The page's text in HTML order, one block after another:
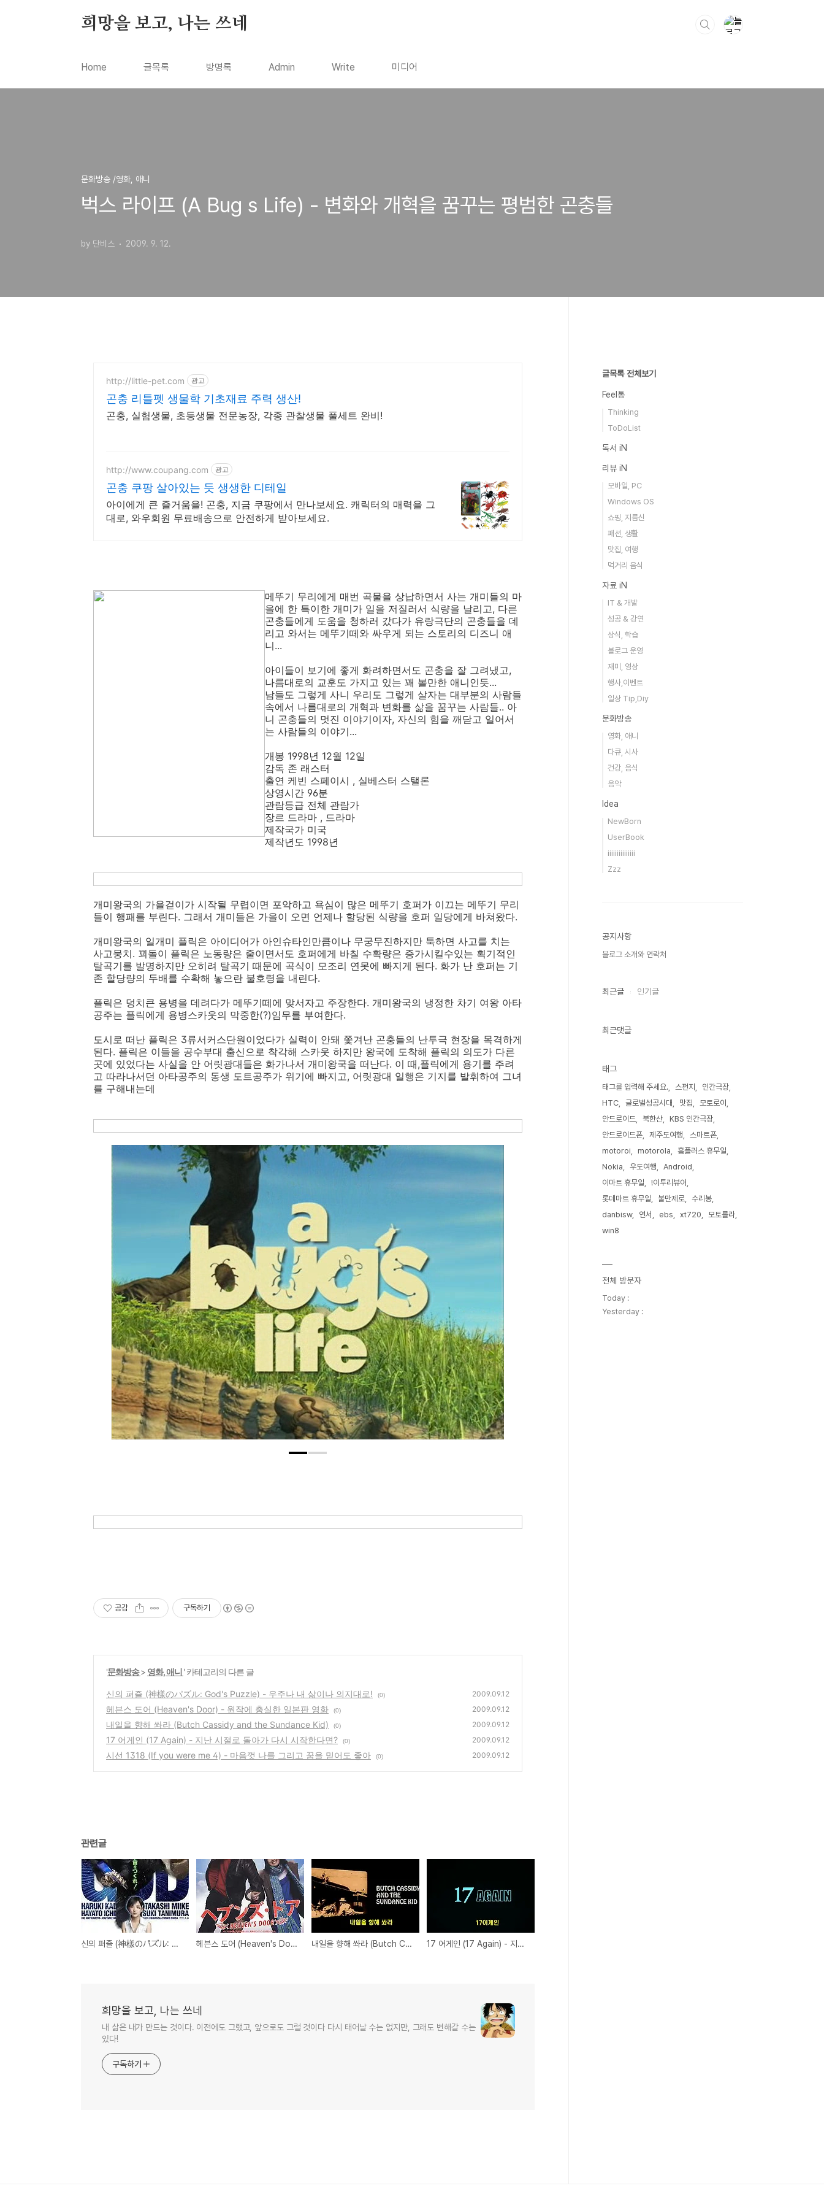
희망을 보고, 나는 쓰네
Home 글목록 방명록 Admin Write 미디어
문화방송 /영화, 애니
벅스 라이프 (A Bug s Life) - 변화와 개혁을 꿈꾸는 평범한 곤충들
by 단비스 2009. 9. 12.
http://little-pet.com 광고
곤충 리틀펫 생물학 기초재료 주력 생산!
곤충, 실험생물, 초등생물 전문농장, 각종 관찰생물 풀세트 완비!
http://www.coupang.com 광고
곤충 쿠팡 살아있는 듯 생생한 디테일
아이에게 큰 즐거움을! 곤충, 지금 쿠팡에서 만나보세요. 캐릭터의 매력을 그
대로, 와우회원 무료배송으로 안전하게 받아보세요.
메뚜기 무리에게 매번 곡물을 상납하면서 사는 개미들의 마
을에 한 특이한 개미가 일을 저질러서 식량을 날리고, 다른
곤충들에게 도움을 청하러 갔다가 유랑극단의 곤충들을 데
리고 와서는 메뚜기떼와 싸우게 되는 스토리의 디즈니 애
니...
아이들이 보기에 좋게 화려하면서도 곤충을 잘 그려냈고,
나름대로의 교훈도 가지고 있는 꽤 볼만한 애니인듯...
남들도 그렇게 사니 우리도 그렇게 살자는 대부분의 사람들
속에서 나름대로의 개혁과 변화를 삶을 꿈꾸는 사람들.. 아
니 곤충들의 멋진 이야기이자, 자신의 힘을 깨닫고 일어서
는 사람들의 이야기...
개봉 1998년 12월 12일
감독 존 래스터
출연 케빈 스페이시 , 실베스터 스탤론
상영시간 96분
관람등급 전체 관람가
장르 드라마 , 드라마
제작국가 미국
제작년도 1998년
개미왕국의 가을걷이가 시작될 무렵이면 포악하고 욕심이 많은 메뚜기 호퍼가 이끄는 메뚜기 무리
들이 행패를 부린다. 그래서 개미들은 가을이 오면 언제나 할당된 식량을 호퍼 일당에게 바쳐왔다.
개미왕국의 일개미 플릭은 아이디어가 아인슈타인만큼이나 무궁무진하지만 툭하면 사고를 치는
사고뭉치. 꾀돌이 플릭은 노동량은 줄이면서도 호퍼에게 바칠 수확량은 증가시킬수있는 획기적인
탈곡기를 발명하지만 오히려 탈곡기 때문에 곡식이 모조리 연못에 빠지게 된다. 화가 난 호퍼는 기
존 할당량의 두배를 수확해 놓으란 불호령을 내린다.
플릭은 덩치큰 용병을 데려다가 메뚜기떼에 맞서자고 주장한다. 개미왕국의 냉정한 차기 여왕 아타
공주는 플릭에게 용병스카웃의 막중한(?)임무를 부여한다.
도시로 떠난 플릭은 3류서커스단원이었다가 실력이 안돼 쫓겨난 곤충들의 난투극 현장을 목격하게
된다. 플릭은 이들을 공수부대 출신으로 착각해 스카웃 하지만 왕국에 도착해 플릭의 의도가 다른
곳에 있었다는 사실을 안 어릿광대들은 화가나서 개미왕국을 떠난다. 이 때,플릭에게 용기를 주려
고 따라나서던 아타공주의 동생 도트공주가 위기에 빠지고, 어릿광대 일행은 기지를 발휘하여 그녀
를 구해내는데
공감 구독하기
'문화방송> 영화, 애니' 카테고리의 다른 글
신의 퍼즐 (神樣のパズル: God's Puzzle) - 우주나 내 삶이나 의지대로! (0) 2009.09.12
헤븐스 도어 (Heaven's Door) - 원작에 충실한 일본판 영화 (0) 2009.09.12
내일을 향해 쏴라 (Butch Cassidy and the Sundance Kid) (0) 2009.09.12
17 어게인 (17 Again) - 지난 시절로 돌아가 다시 시작한다면? (0) 2009.09.12
시선 1318 (If you were me 4) - 마음껏 나를 그리고 꿈을 믿어도 좋아 (0) 2009.09.12
관련글
신의 퍼즐 (神樣のパズル: God's Puzzle) - 우주나 내 삶이나 의지대로! 헤븐스 도어 (Heaven's Door) - 원작에 충실한 일본판 영화 내일을 향해 쏴라 (Butch Cassidy and the Sundance Kid) 17 어게인 (17 Again) - 지난 시절로 돌아가 다시 시작한다면?
희망을 보고, 나는 쓰네
내 삶은 내가 만드는 것이다. 이전에도 그랬고, 앞으로도 그럴 것이다 다시 태어날 수는 없지만, 그래도 변해갈 수는
있다!
구독하기
글목록 전체보기
Feel통
Thinking
ToDoList
독서 iN
리뷰 iN
모바일, PC
Windows OS
쇼핑, 지름신
패션, 생활
맛집, 여행
먹거리 음식
자료 iN
IT & 개발
성공 & 강연
상식, 학습
블로그 운영
재미, 영상
행사,이벤트
일상 Tip,Diy
문화방송
영화, 애니
다큐, 시사
건강, 음식
음악
Idea
NewBorn
UserBook
iiiiiiiiiiiiiii
Zzz
공지사항
블로그 소개와 연락처
최근글 인기글
최근댓글
태그
태그를 입력해 주세요. 스펀지
인간극장
HTC
글로벌성공시대 맛집
모토로이
안드로이드
북한산
KBS 인간극장
안드로이드폰
제주도여행
스마트폰
motoroi
motorola
홈플러스 휴무일
Nokia
우도여행
Android
이마트 휴무일
!이투리뷰어
롯데마트 휴무일
불만제로
수리봉
danbisw
연서 ebs xt720
모토롤라
win8
전체 방문자
Today :
Yesterday :